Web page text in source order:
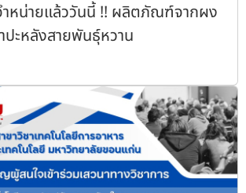
ำหน่ายแล้ววันนี้ !! ผลิตภัณฑ์จากผง
ปะหลังสายพันธุ์หวาน